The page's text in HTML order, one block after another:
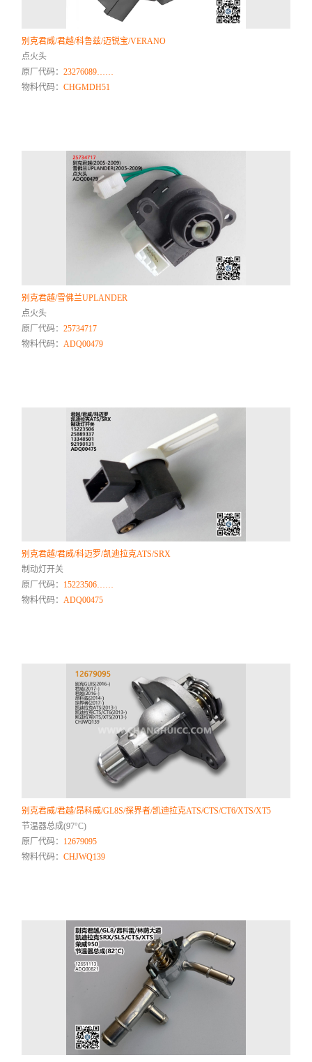
别克君威/君越/科鲁兹/迈锐宝/VERANO
点火头
原厂代码：23276089……
物料代码：CHGMDH51
别克君越/雪佛兰UPLANDER
点火头
原厂代码：25734717
物料代码： ADQ00479
别克君越/君威/科迈罗/凯迪拉克ATS/SRX
制动灯开关
原厂代码： 15223506……
物料代码：ADQ00475
别克君威/君越/昂科威/GL8S/探界者/凯迪拉克ATS/CTS/CT6/XTS/XT5
节温器总成(97°C)
原厂代码： 12679095
物料代码：CHJWQ139